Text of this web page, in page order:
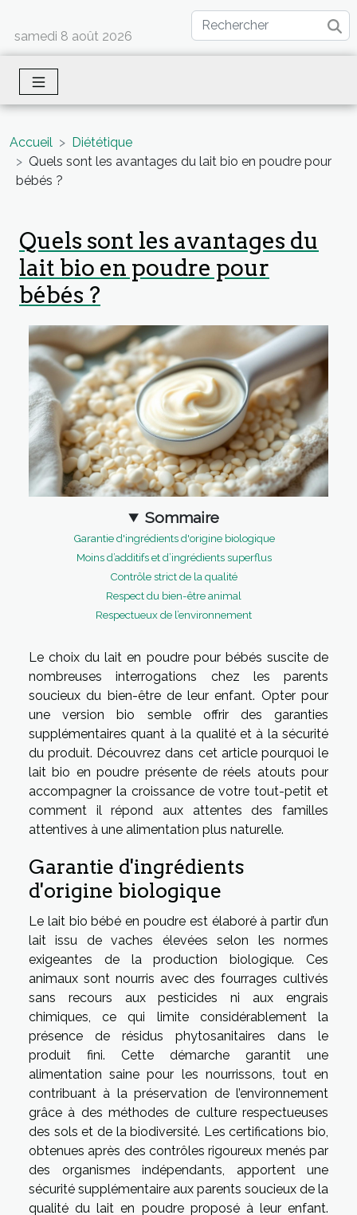
samedi 8 août 2026
Accueil
Diététique
Quels sont les avantages du lait bio en poudre pour
bébés ?
Quels sont les avantages du
lait bio en poudre pour
bébés ?
Sommaire
Garantie d'ingrédients d'origine biologique
Moins d’additifs et d’ingrédients superflus
Contrôle strict de la qualité
Respect du bien-être animal
Respectueux de l’environnement
Le choix du lait en poudre pour bébés suscite de
nombreuses interrogations chez les parents
soucieux du bien-être de leur enfant. Opter pour
une version bio semble offrir des garanties
supplémentaires quant à la qualité et à la sécurité
du produit. Découvrez dans cet article pourquoi le
lait bio en poudre présente de réels atouts pour
accompagner la croissance de votre tout-petit et
comment il répond aux attentes des familles
attentives à une alimentation plus naturelle.
Garantie d'ingrédients
d'origine biologique
Le lait bio bébé en poudre est élaboré à partir d’un
lait issu de vaches élevées selon les normes
exigeantes de la production biologique. Ces
animaux sont nourris avec des fourrages cultivés
sans recours aux pesticides ni aux engrais
chimiques, ce qui limite considérablement la
présence de résidus phytosanitaires dans le
produit fini. Cette démarche garantit une
alimentation saine pour les nourrissons, tout en
contribuant à la préservation de l’environnement
grâce à des méthodes de culture respectueuses
des sols et de la biodiversité. Les certifications bio,
obtenues après des contrôles rigoureux menés par
des organismes indépendants, apportent une
sécurité supplémentaire aux parents soucieux de la
qualité du lait en poudre proposé à leur enfant.